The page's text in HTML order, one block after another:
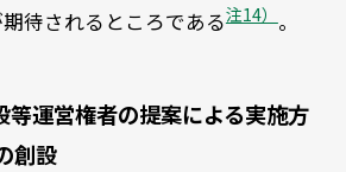
待されるところである注14） 。
等運営権者の提案による実施方
創設